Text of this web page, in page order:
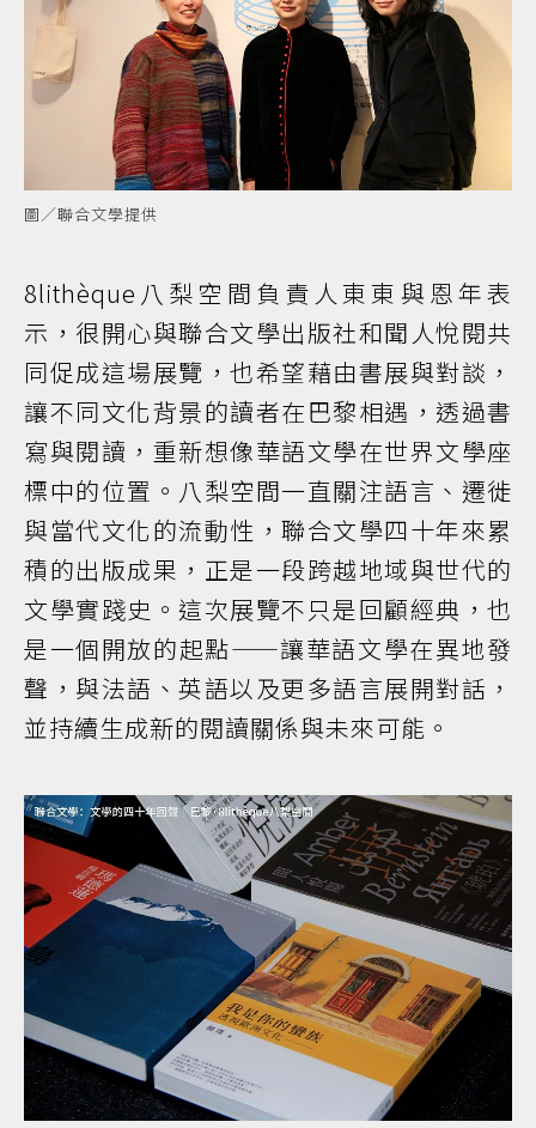
圖／聯合文學提供
8lithèque八梨空間負責人東東與恩年表
示，很開心與聯合文學出版社和聞人悅閱共
同促成這場展覽，也希望藉由書展與對談，
讓不同文化背景的讀者在巴黎相遇，透過書
寫與閱讀，重新想像華語文學在世界文學座
標中的位置。八梨空間一直關注語言、遷徙
與當代文化的流動性，聯合文學四十年來累
積的出版成果，正是一段跨越地域與世代的
文學實踐史。這次展覽不只是回顧經典，也
是一個開放的起點——讓華語文學在異地發
聲，與法語、英語以及更多語言展開對話，
並持續生成新的閱讀關係與未來可能。